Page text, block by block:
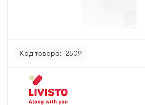
Код товара: 2509